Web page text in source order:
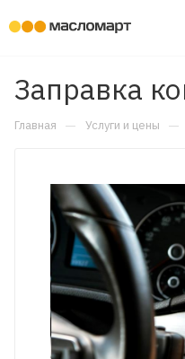
Заправка
Главная — Услуги и цены —